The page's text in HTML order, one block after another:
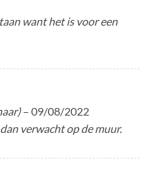
want het is voor een
– 09/08/2022
verwacht op de muur.